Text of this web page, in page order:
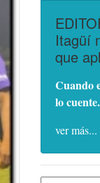
Itagüí
que
Cuando
lo cuente.
ver más...